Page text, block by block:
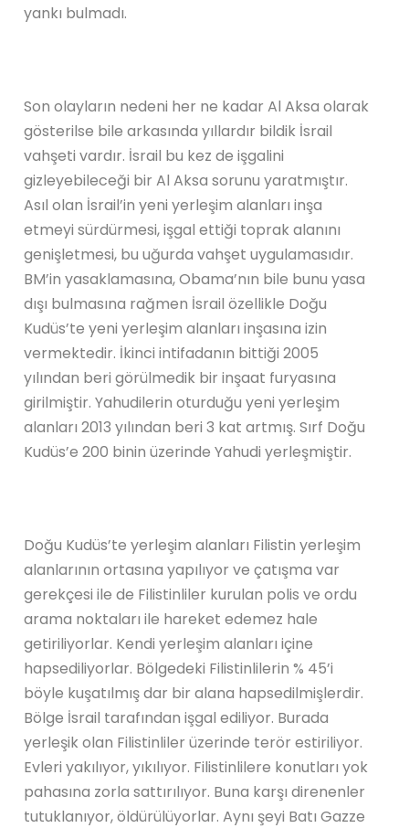
yankı bulmadı.
Son olayların nedeni her ne kadar Al Aksa olarak
gösterilse bile arkasında yıllardır bildik İsrail
vahşeti vardır. İsrail bu kez de işgalini
gizleyebileceği bir Al Aksa sorunu yaratmıştır.
Asıl olan İsrail’in yeni yerleşim alanları inşa
etmeyi sürdürmesi, işgal ettiği toprak alanını
genişletmesi, bu uğurda vahşet uygulamasıdır.
BM’in yasaklamasına, Obama’nın bile bunu yasa
dışı bulmasına rağmen İsrail özellikle Doğu
Kudüs’te yeni yerleşim alanları inşasına izin
vermektedir. İkinci intifadanın bittiği 2005
yılından beri görülmedik bir inşaat furyasına
girilmiştir. Yahudilerin oturduğu yeni yerleşim
alanları 2013 yılından beri 3 kat artmış. Sırf Doğu
Kudüs’e 200 binin üzerinde Yahudi yerleşmiştir.
Doğu Kudüs’te yerleşim alanları Filistin yerleşim
alanlarının ortasına yapılıyor ve çatışma var
gerekçesi ile de Filistinliler kurulan polis ve ordu
arama noktaları ile hareket edemez hale
getiriliyorlar. Kendi yerleşim alanları içine
hapsediliyorlar. Bölgedeki Filistinlilerin % 45’i
böyle kuşatılmış dar bir alana hapsedilmişlerdir.
Bölge İsrail tarafından işgal ediliyor. Burada
yerleşik olan Filistinliler üzerinde terör estiriliyor.
Evleri yakılıyor, yıkılıyor. Filistinlilere konutları yok
pahasına zorla sattırılıyor. Buna karşı direnenler
tutuklanıyor, öldürülüyorlar. Aynı şeyi Batı Gazze